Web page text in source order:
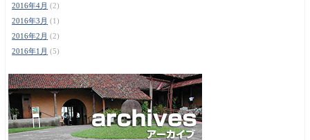
2016年4月 (2)
2016年3月 (1)
2016年2月 (2)
2016年1月 (5)